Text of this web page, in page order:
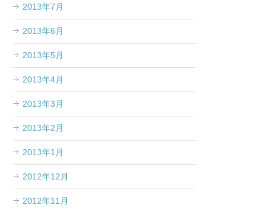
2013年7月
2013年6月
2013年5月
2013年4月
2013年3月
2013年2月
2013年1月
2012年12月
2012年11月